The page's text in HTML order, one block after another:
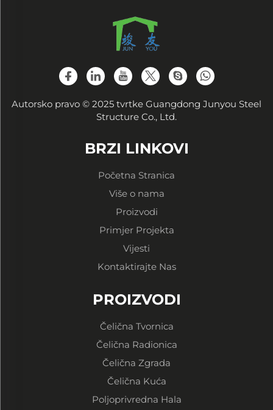
Autorsko pravo © 2025 tvrtke Guangdong Junyou Steel
Structure Co., Ltd.
BRZI LINKOVI
Početna Stranica
Više o nama
Proizvodi
Primjer Projekta
Vijesti
Kontaktirajte Nas
PROIZVODI
Čelična Tvornica
Čelična Radionica
Čelična Zgrada
Čelična Kuća
Poljoprivredna Hala